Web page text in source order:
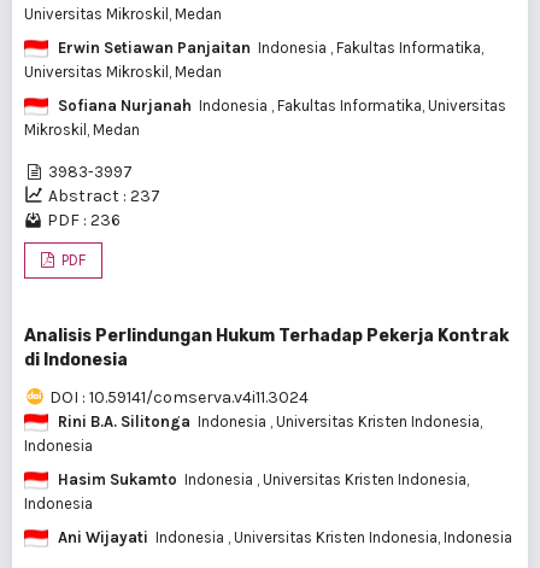
Universitas Mikroskil, Medan
Erwin Setiawan Panjaitan Indonesia , Fakultas Informatika,
Universitas Mikroskil, Medan
Sofiana Nurjanah Indonesia , Fakultas Informatika, Universitas
Mikroskil, Medan
3983-3997
Abstract : 237
PDF : 236
PDF
Analisis Perlindungan Hukum Terhadap Pekerja Kontrak
di Indonesia
DOI : 10.59141/comserva.v4i11.3024
Rini B.A. Silitonga Indonesia , Universitas Kristen Indonesia,
Indonesia
Hasim Sukamto Indonesia , Universitas Kristen Indonesia,
Indonesia
Ani Wijayati Indonesia , Universitas Kristen Indonesia, Indonesia